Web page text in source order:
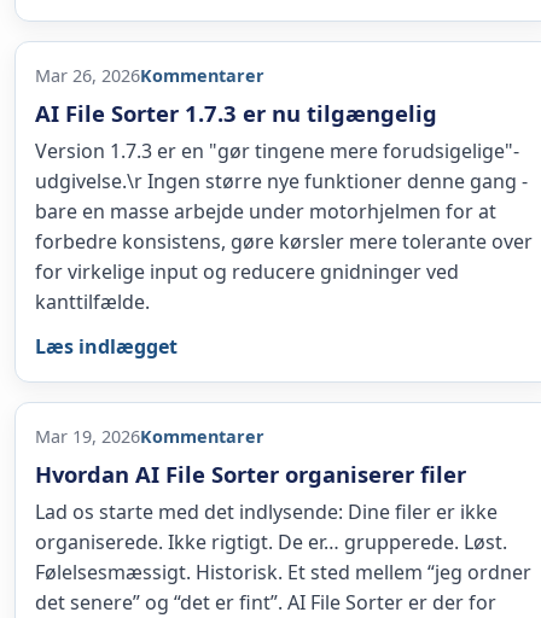
Mar 26, 2026Kommentarer
AI File Sorter 1.7.3 er nu tilgængelig
Version 1.7.3 er en "gør tingene mere forudsigelige"-
udgivelse.\r Ingen større nye funktioner denne gang -
bare en masse arbejde under motorhjelmen for at
forbedre konsistens, gøre kørsler mere tolerante over
for virkelige input og reducere gnidninger ved
kanttilfælde.
Læs indlægget
Mar 19, 2026Kommentarer
Hvordan AI File Sorter organiserer filer
Lad os starte med det indlysende: Dine filer er ikke
organiserede. Ikke rigtigt. De er… grupperede. Løst.
Følelsesmæssigt. Historisk. Et sted mellem “jeg ordner
det senere” og “det er fint”. AI File Sorter er der for